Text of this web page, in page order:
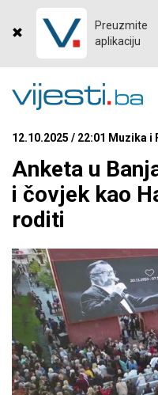
Preuzmite
aplikaciju
12.10.2025 / 22:01 Muzika
Anketa u
i čovjek kao
roditi